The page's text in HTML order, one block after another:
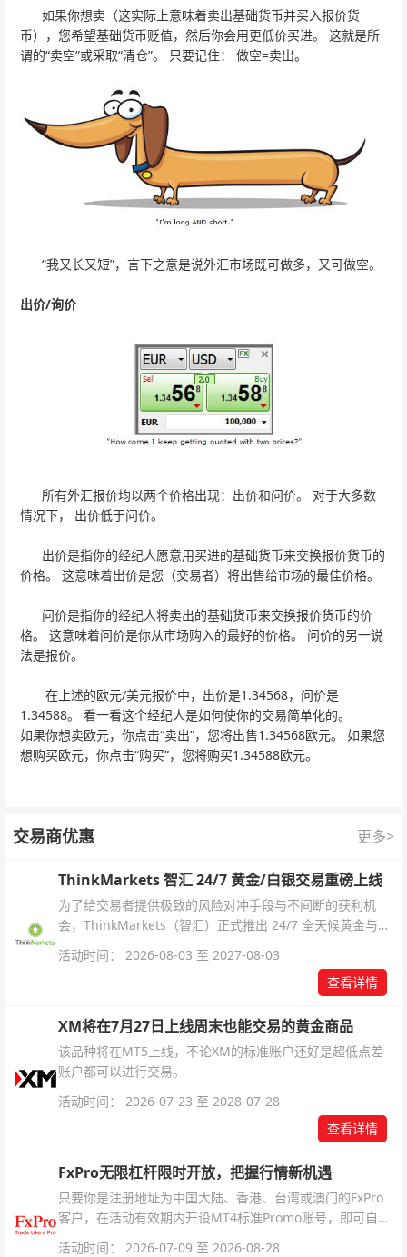
如果你想卖（这实际上意味着卖出基础货币并买入报价货
币），您希望基础货币贬值，然后你会用更低价买进。 这就是所
谓的“卖空”或采取“清仓”。 只要记住： 做空=卖出。
“我又长又短”，言下之意是说外汇市场既可做多，又可做空。
出价/询价
所有外汇报价均以两个价格出现：出价和问价。 对于大多数
情况下， 出价低于问价。
出价是指你的经纪人愿意用买进的基础货币来交换报价货币的
价格。 这意味着出价是您（交易者）将出售给市场的最佳价格。
问价是指你的经纪人将卖出的基础货币来交换报价货币的价
格。 这意味着问价是你从市场购入的最好的价格。 问价的另一说
法是报价。
在上述的欧元/美元报价中，出价是1.34568，问价是
1.34588。 看一看这个经纪人是如何使你的交易简单化的。
如果你想卖欧元，你点击“卖出”，您将出售1.34568欧元。 如果您
想购买欧元，你点击“购买”，您将购买1.34588欧元。
交易商优惠 更多>
ThinkMarkets 智汇 24/7 黄金/白银交易重磅上线
为了给交易者提供极致的风险对冲手段与不间断的获利机
会，ThinkMarkets（智汇）正式推出 24/7 全天候黄金与白
银交易！本文将为您详细拆解本次升级的核心交易品种、杠
杆配置、支持软件及交易细则。
活动时间： 2026-08-03 至 2027-08-03
查看详情
XM将在7月27日上线周末也能交易的黄金商品
该品种将在MT5上线，不论XM的标准账户还好是超低点差
账户都可以进行交易。
活动时间： 2026-07-23 至 2028-07-28
查看详情
FxPro无限杠杆限时开放，把握行情新机遇
只要你是注册地址为中国大陆、香港、台湾或澳门的FxPro
客户，在活动有效期内开设MT4标准Promo账号，即可自动
解锁无限倍杠杆福利，无需额外复杂操作。
活动时间： 2026-07-09 至 2026-08-28